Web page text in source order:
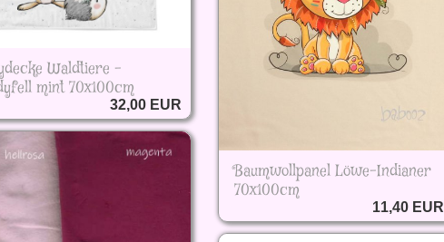
Waldtiere -
mint 70x100cm
32,00 EUR
Baumwollpanel Löwe-Indianer
70x100cm
11,40 EUR